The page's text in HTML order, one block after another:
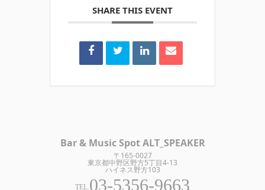
SHARE THIS EVENT
Bar & Music Spot ALT_SPEAKER
〒165-0027
東京都中野区野方5丁目4-13
ハイネス野方103
TEL.03-5356-9663